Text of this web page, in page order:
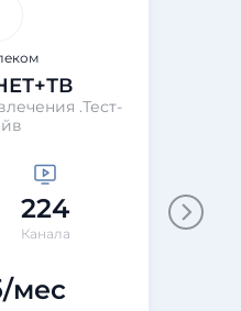
.Тест-
224
Канала
мес